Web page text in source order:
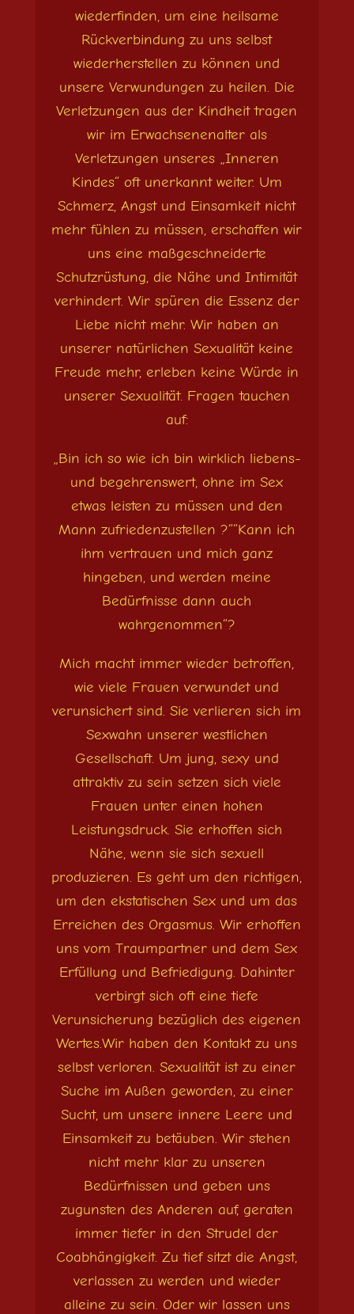
wiederfinden, um eine heilsame
Rückverbindung zu uns selbst
wiederherstellen zu können und
unsere Verwundungen zu heilen. Die
Verletzungen aus der Kindheit tragen
wir im Erwachsenenalter als
Verletzungen unseres „Inneren
Kindes“ oft unerkannt weiter. Um
Schmerz, Angst und Einsamkeit nicht
mehr fühlen zu müssen, erschaffen wir
uns eine maßgeschneiderte
Schutzrüstung, die Nähe und Intimität
verhindert. Wir spüren die Essenz der
Liebe nicht mehr. Wir haben an
unserer natürlichen Sexualität keine
Freude mehr, erleben keine Würde in
unserer Sexualität. Fragen tauchen
auf:
„Bin ich so wie ich bin wirklich liebens-
und begehrenswert, ohne im Sex
etwas leisten zu müssen und den
Mann zufriedenzustellen ?““Kann ich
ihm vertrauen und mich ganz
hingeben, und werden meine
Bedürfnisse dann auch
wahrgenommen“?
Mich macht immer wieder betroffen,
wie viele Frauen verwundet und
verunsichert sind. Sie verlieren sich im
Sexwahn unserer westlichen
Gesellschaft. Um jung, sexy und
attraktiv zu sein setzen sich viele
Frauen unter einen hohen
Leistungsdruck. Sie erhoffen sich
Nähe, wenn sie sich sexuell
produzieren. Es geht um den richtigen,
um den ekstatischen Sex und um das
Erreichen des Orgasmus. Wir erhoffen
uns vom Traumpartner und dem Sex
Erfüllung und Befriedigung. Dahinter
verbirgt sich oft eine tiefe
Verunsicherung bezüglich des eigenen
Wertes.Wir haben den Kontakt zu uns
selbst verloren. Sexualität ist zu einer
Suche im Außen geworden, zu einer
Sucht, um unsere innere Leere und
Einsamkeit zu betäuben. Wir stehen
nicht mehr klar zu unseren
Bedürfnissen und geben uns
zugunsten des Anderen auf, geraten
immer tiefer in den Strudel der
Coabhängigkeit. Zu tief sitzt die Angst,
verlassen zu werden und wieder
alleine zu sein. Oder wir lassen uns